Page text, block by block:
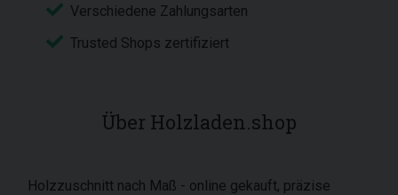
Verschiedene Zahlungsarten
Trusted Shops zertifiziert
Über Holzladen.shop
Holzzuschnitt nach Maß - online gekauft, präzise